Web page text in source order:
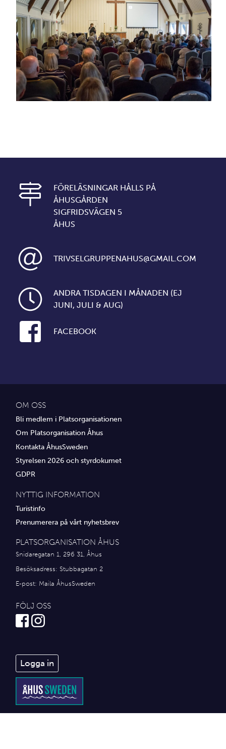
FÖRELÄSNINGAR HÅLLS PÅ
ÅHUSGÅRDEN
SIGFRIDSVÄGEN 5
ÅHUS
TRIVSELGRUPPENAHUS@GMAIL.COM
ANDRA TISDAGEN I MÅNADEN (EJ
JUNI, JULI & AUG)
FACEBOOK
OM OSS
Bli medlem i Platsorganisationen
Om Platsorganisation Åhus
Kontakta ÅhusSweden
Styrelsen 2026 och styrdokumet
GDPR
NYTTIG INFORMATION
Turistinfo
Prenumerera på vårt nyhetsbrev
PLATSORGANISATION ÅHUS
Snidaregatan 1, 296 31, Åhus
Besöksadress: Stubbagatan 2
E-post: Maila ÅhusSweden
FÖLJ OSS
Logga in